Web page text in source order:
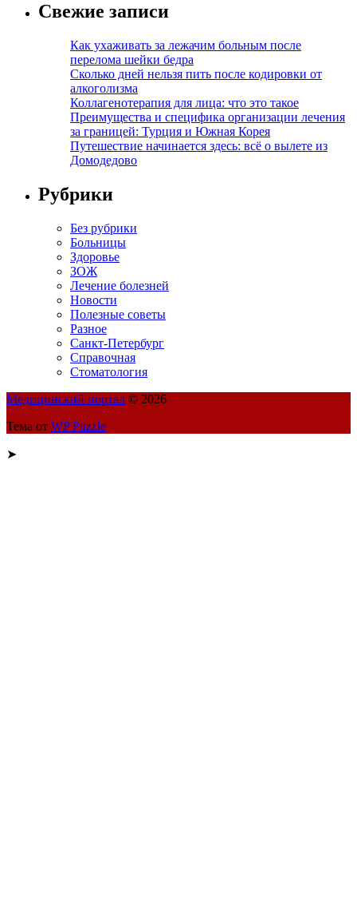
Свежие записи
Как ухаживать за лежачим больным после
перелома шейки бедра
Сколько дней нельзя пить после кодировки от
алкоголизма
Коллагенотерапия для лица: что это такое
Преимущества и специфика организации лечения
за границей: Турция и Южная Корея
Путешествие начинается здесь: всё о вылете из
Домодедово
Рубрики
Без рубрики
Больницы
Здоровье
ЗОЖ
Лечение болезней
Новости
Полезные советы
Разное
Санкт-Петербург
Справочная
Стоматология
Медицинский портал © 2026
Тема от WP Puzzle
➤